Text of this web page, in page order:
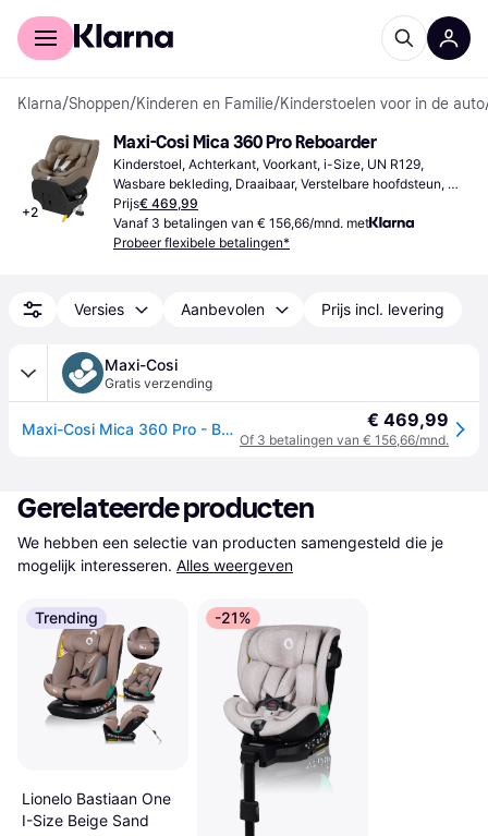
Voor shoppers
Klarna/Shoppen/Kinderen en Familie/Kinderstoelen voor in de auto
+2
Maxi-Cosi Mica 360 Pro Reboarder
Kinderstoel, Achterkant, Voorkant, i-Size, UN R129,
Wasbare bekleding, Draaibaar, Verstelbare hoofdsteun,
Zijdelingse impactbescherming (ASIP), Inclusief verkleiner
voor pasgeborenen, Inclusief basis
Prijs€ 469,99
Vanaf 3 betalingen van € 156,66/mnd. met
Probeer flexibele betalingen*
Versies Aanbevolen Prijs incl. levering
Maxi-Cosi
Gratis verzending
Maxi-Cosi Mica 360 Pro - Baby Autostoel - Authentic Truffle € 469,99
Of 3 betalingen van € 156,66/mnd.
Gerelateerde producten
We hebben een selectie van producten samengesteld die je
mogelijk interesseren. Alles weergeven
Trending
Lionelo Bastiaan One
I-Size Beige Sand
-21%